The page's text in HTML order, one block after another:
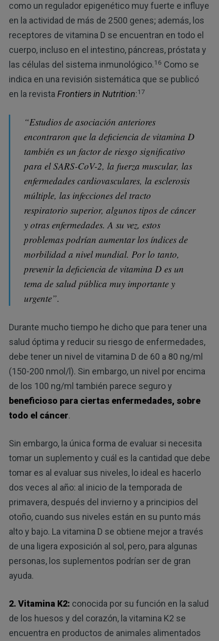
como un regulador epigenético muy fuerte e influye
en la actividad de más de 2500 genes; además, los
receptores de vitamina D se encuentran en todo el
cuerpo, incluso en el intestino, páncreas, próstata y
las células del sistema inmunológico.16 Como se
indica en una revisión sistemática que se publicó
en la revista Frontiers in Nutrition:17
“Estudios de asociación anteriores
encontraron que la deficiencia de vitamina D
también es un factor de riesgo significativo
para el SARS-CoV-2, la fuerza muscular, las
enfermedades cardiovasculares, la esclerosis
múltiple, las infecciones del tracto
respiratorio superior, algunos tipos de cáncer
y otras enfermedades. A su vez, estos
problemas podrían aumentar los índices de
morbilidad a nivel mundial. Por lo tanto,
prevenir la deficiencia de vitamina D es un
tema de salud pública muy importante y
urgente”.
Durante mucho tiempo he dicho que para tener una
salud óptima y reducir su riesgo de enfermedades,
debe tener un nivel de vitamina D de 60 a 80 ng/ml
(150-200 nmol/l). Sin embargo, un nivel por encima
de los 100 ng/ml también parece seguro y
beneficioso para ciertas enfermedades, sobre
todo el cáncer.
Sin embargo, la única forma de evaluar si necesita
tomar un suplemento y cuál es la cantidad que debe
tomar es al evaluar sus niveles, lo ideal es hacerlo
dos veces al año: al inicio de la temporada de
primavera, después del invierno y a principios del
otoño, cuando sus niveles están en su punto más
alto y bajo. La vitamina D se obtiene mejor a través
de una ligera exposición al sol, pero, para algunas
personas, los suplementos podrían ser de gran
ayuda.
2. Vitamina K2: conocida por su función en la salud
de los huesos y del corazón, la vitamina K2 se
encuentra en productos de animales alimentados